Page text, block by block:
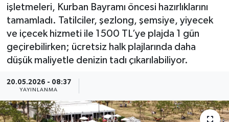
işletmeleri, Kurban Bayramı öncesi hazırlıklarını
tamamladı. Tatilciler, şezlong, şemsiye, yiyecek
ve içecek hizmeti ile 1500 TL’ye plajda 1 gün
geçirebilirken; ücretsiz halk plajlarında daha
düşük maliyetle denizin tadı çıkarılabiliyor.
20.05.2026 - 08:37
YAYINLANMA
Ekonomi
Görüntülü Haber
Güncel
Kültür & Sanat
Tüm Manşetler
Haber Arşivi